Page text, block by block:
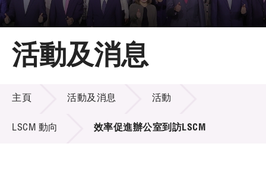
主頁
關於LSCM
技術商品化
項目及資助計劃
活動及消息
活動及消息
活動及消息
主頁 活動及消息 活動
LSCM 動向 效率促進辦公室到訪LSCM